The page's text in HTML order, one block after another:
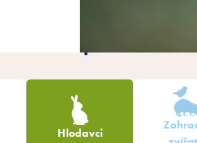
Hlodavci